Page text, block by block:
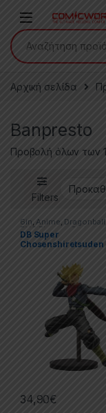
Αναζήτηση για:
Αρχική σελίδα
Banpresto
Προβολή όλων των
Filters
6in,Anime, Dragonball
PVC Figures Statues
DB Super
Chosenshiretsuden
34,90€